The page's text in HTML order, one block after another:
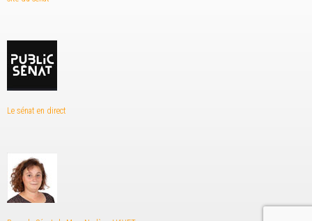
Le sénat en direct